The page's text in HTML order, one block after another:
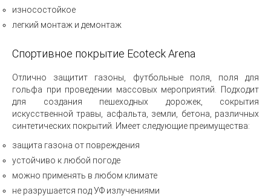
износостойкое
легкий монтаж и демонтаж
Спортивное покрытие Ecoteck Arena
Отлично защитит газоны, футбольные поля, поля для
гольфа при проведении массовых мероприятий. Подходит
для создания пешеходных дорожек, сокрытия
искусственной травы, асфальта, земли, бетона, различных
синтетических покрытий. Имеет следующие преимущества:
защита газона от повреждения
устойчиво к любой погоде
можно применять в любом климате
не разрушается под УФ излучениями